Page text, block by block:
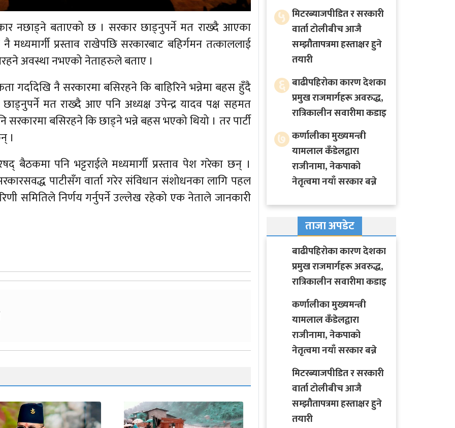
नछाड्ने बताएको छ । सरकार छाड्नुपर्ने मत राख्दै आएका
मध्यमार्गी प्रस्ताव राखेपछि सरकारबाट बहिर्गमन तत्काललाई
अवस्था नभएको नेताहरुले बताए ।
गर्दादेखि नै सरकारमा बसिरहने कि बाहिरिने भन्नेमा बहस हुँदै
मत राख्दै आए पनि अध्यक्ष उपेन्द्र यादव पक्ष सहमत
बसिरहने कि छाड्ने भन्ने बहस भएको थियो । तर पार्टी
।
बैठकमा पनि भट्टराईले मध्यमार्गी प्रस्ताव पेश गरेका छन् ।
पाटीसँग वार्ता गरेर संविधान संशोधनका लागि पहल
समितिले निर्णय गर्नुपर्ने उल्लेख रहेको एक नेताले जानकारी
५ मिटरब्याजपीडित र सरकारी
वार्ता टोलीबीच आजै
सम्झौतापत्रमा हस्ताक्षर हुने
तयारी
६ बाढीपहिरोका कारण देशका
प्रमुख राजमार्गहरू अवरुद्ध,
रात्रिकालीन सवारीमा कडाइ
७ कर्णालीका मुख्यमन्त्री
यामलाल कँडेलद्वारा
राजीनामा, नेकपाको
नेतृत्वमा नयाँ सरकार बन्ने
ताजा अपडेट
बाढीपहिरोका कारण देशका
प्रमुख राजमार्गहरू अवरुद्ध,
रात्रिकालीन सवारीमा कडाइ
कर्णालीका मुख्यमन्त्री
यामलाल कँडेलद्वारा
राजीनामा, नेकपाको
नेतृत्वमा नयाँ सरकार बन्ने
मिटरब्याजपीडित र सरकारी
वार्ता टोलीबीच आजै
सम्झौतापत्रमा हस्ताक्षर हुने
तयारी